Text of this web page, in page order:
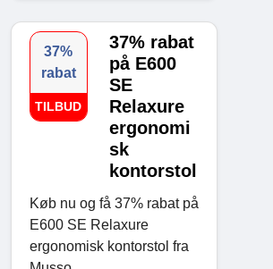
37%
rabat
TILBUD
37% rabat
på E600
SE
Relaxure
ergonomi
sk
kontorstol
Køb nu og få 37% rabat på
E600 SE Relaxure
ergonomisk kontorstol fra